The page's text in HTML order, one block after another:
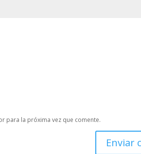
para la próxima vez que comente.